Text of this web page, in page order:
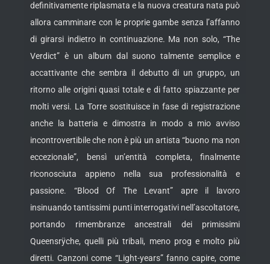
definitivamente riplasmata e la nuova creatura nata può
allora camminare con le proprie gambe senza l’affanno
di girarsi indietro in continuazione. Ma non solo, “The
Verdict” è un album dal suono talmente semplice e
accattivante che sembra il debutto di un gruppo, un
ritorno alle origini quasi totale e di fatto spiazzante per
molti versi. La Torre sostituisce in fase di registrazione
anche la batteria e dimostra in modo a mio avviso
incontrovertibile che non è più un artista “buono ma non
eccezionale”, bensì un’entità completa, finalmente
riconosciuta appieno nella sua professionalità e
passione. “Blood Of The Levant” apre il lavoro
insinuando tantissimi punti interrogativi nell’ascoltatore,
portando rimembranze ancestrali dei primissimi
Queensrÿche, quelli più tribali, meno prog e molto più
diretti. Canzoni come “Light-years” fanno capire, come